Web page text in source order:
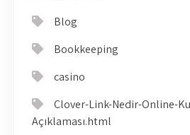
Blog
Bookkeeping
casino
Clover-Link-Nedir-Online-
Açıklaması.html